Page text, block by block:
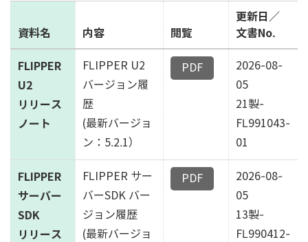
資料名 内容 閲覧
更新日／
文書No.
FLIPPER
U2
リリース
ノート
FLIPPER U2
バージョン履
歴
(最新バージョ
ン：5.2.1）
2026-08-
05
21製-
FL991043-
01
FLIPPER
サーバー
SDK
リリース
FLIPPER サー
バーSDK バー
ジョン履歴
(最新バージョ
2026-08-
05
13製-
FL990412-